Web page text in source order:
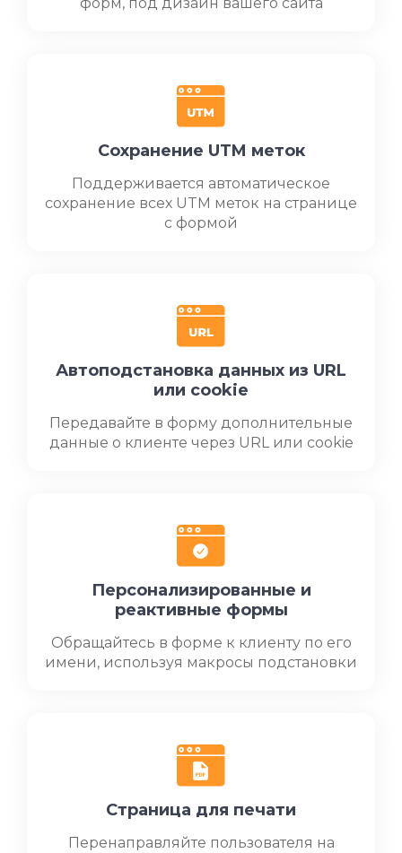
форм, под дизайн вашего сайта
Сохранение UTM меток
Поддерживается автоматическое
сохранение всех UTM меток на странице
с формой
Автоподстановка данных из URL
или cookie
Передавайте в форму дополнительные
данные о клиенте через URL или cookie
Персонализированные и
реактивные формы
Обращайтесь в форме к клиенту по его
имени, используя макросы подстановки
Страница для печати
Перенаправляйте пользователя на